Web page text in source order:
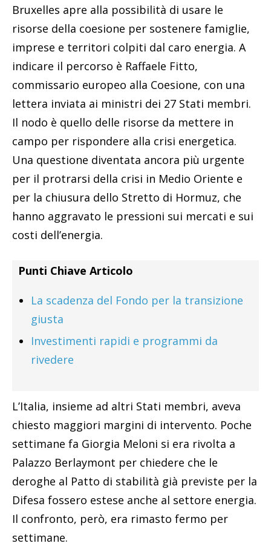
Bruxelles apre alla possibilità di usare le
risorse della coesione per sostenere famiglie,
imprese e territori colpiti dal caro energia. A
indicare il percorso è Raffaele Fitto,
commissario europeo alla Coesione, con una
lettera inviata ai ministri dei 27 Stati membri.
Il nodo è quello delle risorse da mettere in
campo per rispondere alla crisi energetica.
Una questione diventata ancora più urgente
per il protrarsi della crisi in Medio Oriente e
per la chiusura dello Stretto di Hormuz, che
hanno aggravato le pressioni sui mercati e sui
costi dell’energia.
Punti Chiave Articolo
La scadenza del Fondo per la transizione
giusta
Investimenti rapidi e programmi da
rivedere
L’Italia, insieme ad altri Stati membri, aveva
chiesto maggiori margini di intervento. Poche
settimane fa Giorgia Meloni si era rivolta a
Palazzo Berlaymont per chiedere che le
deroghe al Patto di stabilità già previste per la
Difesa fossero estese anche al settore energia.
Il confronto, però, era rimasto fermo per
settimane.